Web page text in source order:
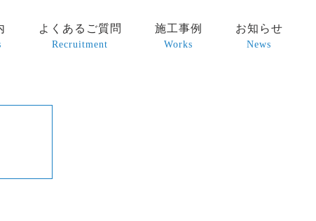
よくあるご質問
Recruitment
施工事例
Works
お知らせ
News